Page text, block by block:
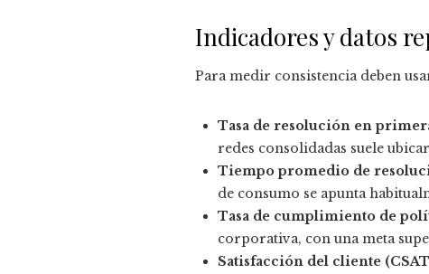
Indicadores y datos
Para medir consistencia deben
Tasa de resolución en
redes consolidadas suele
Tiempo promedio de
de consumo se apunta
Tasa de cumplimiento de
corporativa, con una meta
Satisfacción del cliente